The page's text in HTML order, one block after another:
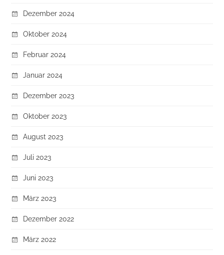
Dezember 2024
Oktober 2024
Februar 2024
Januar 2024
Dezember 2023
Oktober 2023
August 2023
Juli 2023
Juni 2023
März 2023
Dezember 2022
März 2022